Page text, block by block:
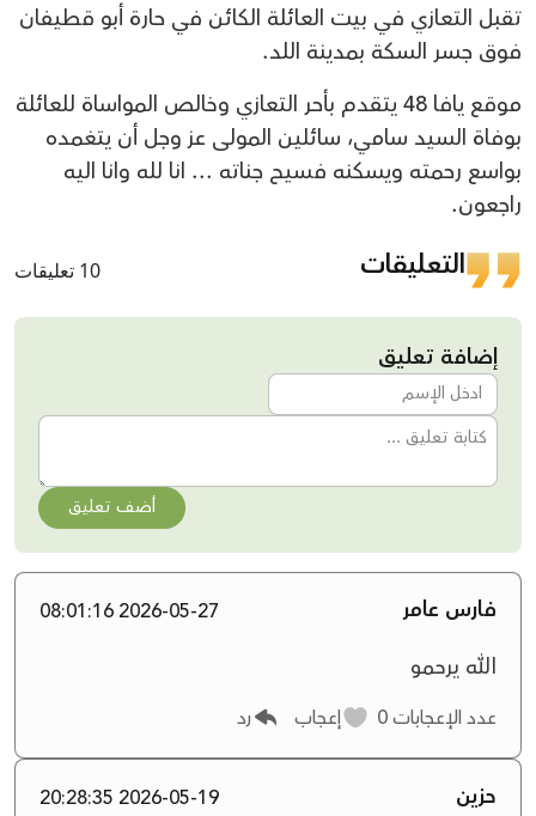
تقبل التعازي في بيت العائلة الكائن في حارة أبو قطيفان
فوق جسر السكة بمدينة اللد.
موقع يافا 48 يتقدم بأحر التعازي وخالص المواساة للعائلة
بوفاة السيد سامي، سائلين المولى عز وجل أن يتغمده
بواسع رحمته ويسكنه فسيح جناته ... انا لله وانا اليه
راجعون.
التعليقات 10 تعليقات
إضافة تعليق
أضف تعليق
فارس عامر 2026-05-27 08:01:16
الله يرحمو
عدد الإعجابات إعجاب رد
حزين 2026-05-19 20:28:35